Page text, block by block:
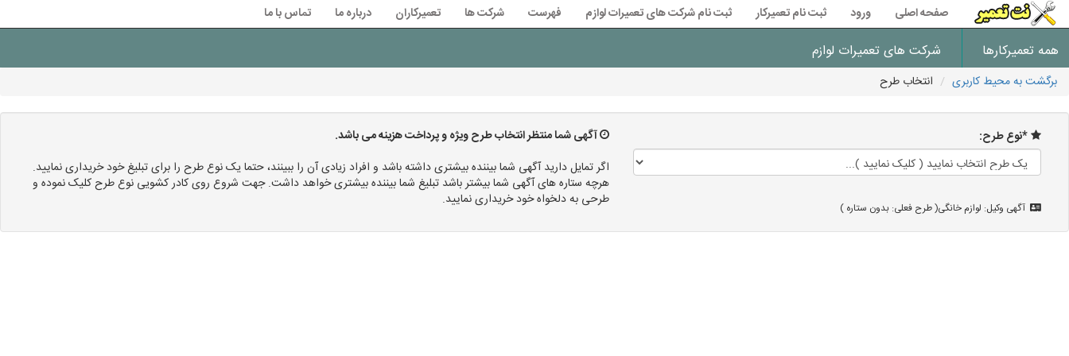
صفحه اصلی ورود ثبت نام تعمیرکار ثبت نام شرکت های تعمیرات لوازم فهرست شرکت ها تعمیرکاران درباره ما تماس با ما
همه تعمیرکارها شرکت های تعمیرات لوازم
برگشت به محیط کاربری انتخاب طرح
*نوع طرح:
آگهی وکیل: لوازم خانگی( طرح فعلی: بدون ستاره )
آگهی شما منتظر انتخاب طرح ویژه و پرداخت هزینه می باشد.
اگر تمایل دارید آگهی شما بیننده بیشتری داشته باشد و افراد زیادی آن را ببینند، حتما یک نوع طرح را برای تبلیغ خود خریداری نمایید.
هرچه ستاره های آگهی شما بیشتر باشد تبلیغ شما بیننده بیشتری خواهد داشت. جهت شروع روی کادر کشویی نوع طرح کلیک نموده و
طرحی به دلخواه خود خریداری نمایید.